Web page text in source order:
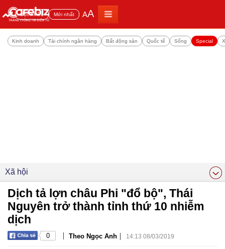
Đọc nhiều Mới nhất AA
Kinh doanh Tài chính ngân hàng Bất động sản Quốc tế Sống Special
Xã hội
Dịch tả lợn châu Phi "đổ bộ", Thái
Nguyên trở thành tỉnh thứ 10 nhiễm
dịch
0 | Theo Ngọc Anh | 14:13 08/03/2019